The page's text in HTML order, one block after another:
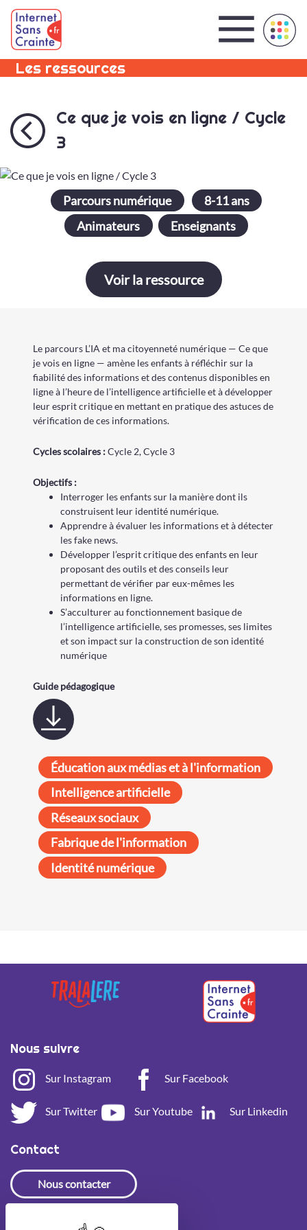
Panneau de gestion des cookies
Les ressources
Ce que je vois en ligne / Cycle
3
Parcours numérique
8-11 ans
Animateurs
Enseignants
Voir la ressource
Le parcours L’IA et ma citoyenneté numérique — Ce que
je vois en ligne — amène les enfants à réfléchir sur la
fiabilité des informations et des contenus disponibles en
ligne à l’heure de l’intelligence artificielle et à développer
leur esprit critique en mettant en pratique des astuces de
vérification de ces informations.
Cyclesscolaires :Cycle 2,Cycle 3
Objectifs :
Interroger les enfants sur la manière dont ils
construisent leur identité numérique.
Apprendre à évaluer les informations et à détecter
les fake news.
Développer l’esprit critique des enfants en leur
proposant des outils et des conseils leur
permettant de vérifier par eux-mêmes les
informations en ligne.
S’acculturer au fonctionnement basique de
l’intelligence artificielle, ses promesses, ses limites
et son impact sur la construction de son identité
numérique
Guide pédagogique
Éducation aux médias et à l'information
Intelligence artificielle
Réseaux sociaux
Fabrique de l'information
Identité numérique
Contact
Nous contacter
Nous suivre
Sur Instagram Sur Facebook
Sur Twitter Sur Youtube Sur Linkedin